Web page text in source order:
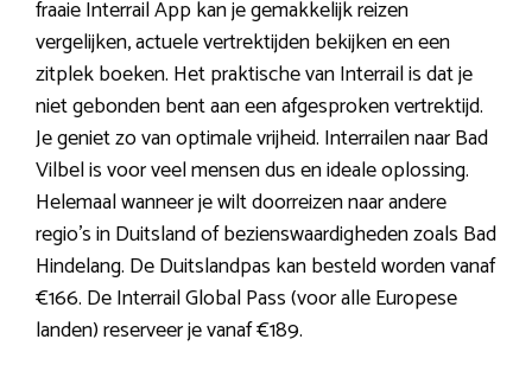
fraaie Interrail App kan je gemakkelijk reizen
vergelijken, actuele vertrektijden bekijken en een
zitplek boeken. Het praktische van Interrail is dat je
niet gebonden bent aan een afgesproken vertrektijd.
Je geniet zo van optimale vrijheid. Interrailen naar Bad
Vilbel is voor veel mensen dus en ideale oplossing.
Helemaal wanneer je wilt doorreizen naar andere
regio’s in Duitsland of bezienswaardigheden zoals Bad
Hindelang. De Duitslandpas kan besteld worden vanaf
€166. De Interrail Global Pass (voor alle Europese
landen) reserveer je vanaf €189.